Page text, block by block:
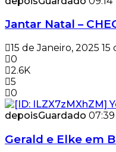
Jantar Natal –
15 de Janeiro, 2025 15
0
2.6K
5
0
depoisGuardado 07:39
Gerald e Elke em